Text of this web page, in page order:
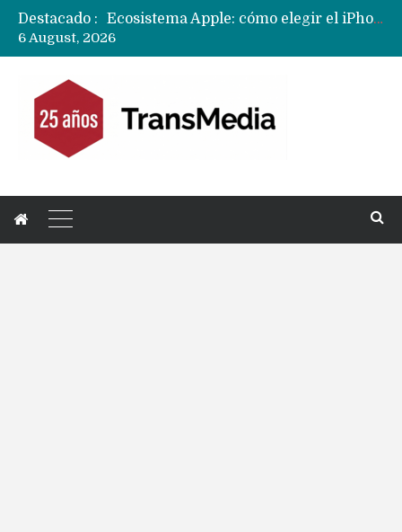
Destacado :
Ecosistema Apple: cómo elegir el iPhone según tu uso
Apple dice que más ex empleados se llevaron datos confidenciales a OpenAI
6 August, 2026